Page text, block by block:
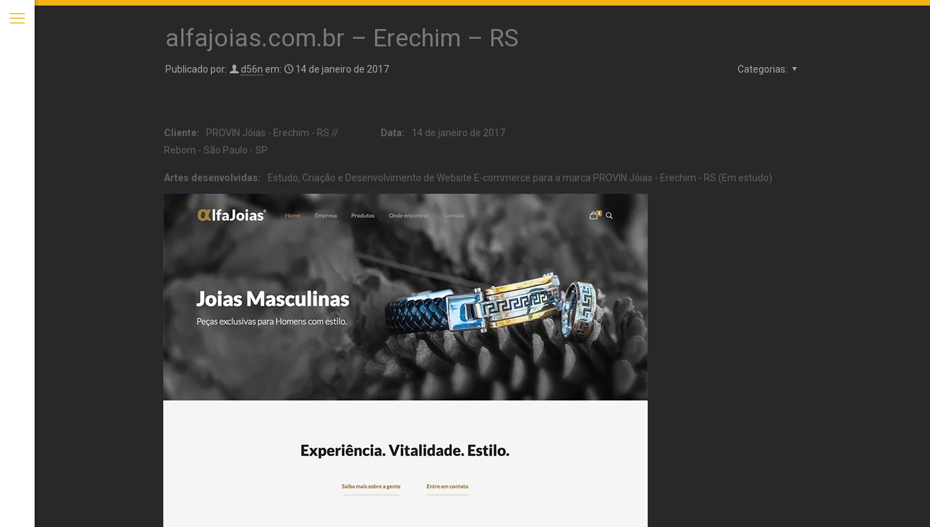
alfajoias.com.br – Erechim – RS
Publicado por: d56n em: 14 de janeiro de 2017 Categorias:
Cliente:
PROVIN Jóias - Erechim - RS //
Reborn - São Paulo - SP
Data: 14 de janeiro de 2017
Artes desenvolvidas: Estudo, Criação e Desenvolvimento de Website E-commerce para a marca PROVIN Jóias - Erechim - RS (Em estudo)